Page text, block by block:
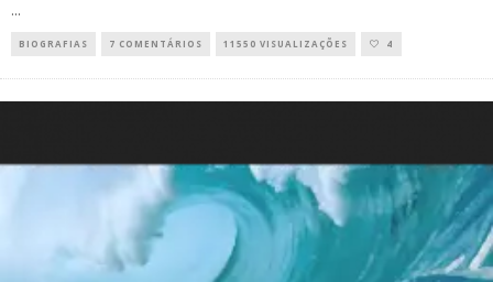
...
BIOGRAFIAS 7 COMENTÁRIOS 11550 VISUALIZAÇÕES 4